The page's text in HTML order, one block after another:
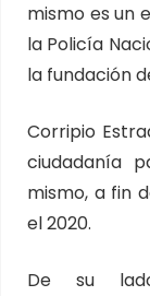
mismo es un
la Policía
la fundación
Corripio
ciudadanía
mismo, a fin
el 2020.
De su